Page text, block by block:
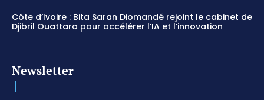
Côte d’Ivoire : Bita Saran Diomandé rejoint le cabinet de
Djibril Ouattara pour accélérer l’IA et l’innovation
Newsletter